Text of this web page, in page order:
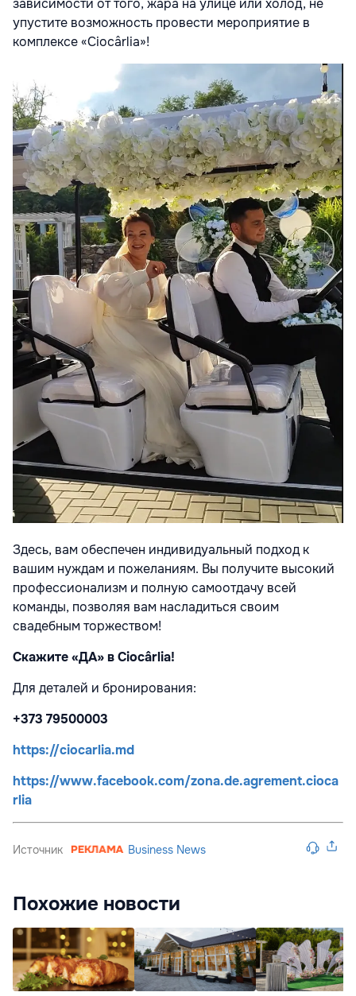
зависимости от того, жара на улице или холод, не
упустите возможность провести мероприятие в
комплексе «Ciocârlia»!
Здесь, вам обеспечен индивидуальный подход к
вашим нуждам и пожеланиям. Вы получите высокий
профессионализм и полную самоотдачу всей
команды, позволяя вам насладиться своим
свадебным торжеством!
Скажите «ДА» в Ciocârlia!
Для деталей и бронирования:
+373 79500003
https://ciocarlia.md
https://www.facebook.com/zona.de.agrement.cioca
rlia
Источник Business News
Похожие новости